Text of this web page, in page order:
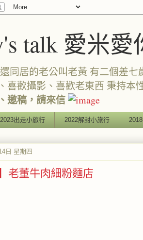
talk 愛米愛
同居的老公叫老黃 有二個差
喜歡攝影、喜歡老東西 秉持本
邀稿，請來信
2023出走小旅行 2022解封小旅行
日 星期四
老董牛肉細粉麵店